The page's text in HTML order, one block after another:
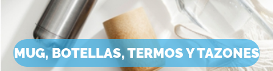
MUG, BOTELLAS, TERMOS Y TAZONES